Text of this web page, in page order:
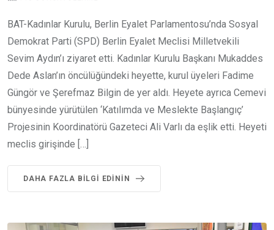
BAT-Kadınlar Kurulu, Berlin Eyalet Parlamentosu’nda Sosyal
Demokrat Parti (SPD) Berlin Eyalet Meclisi Milletvekili
Sevim Aydın’ı ziyaret etti. Kadınlar Kurulu Başkanı Mukaddes
Dede Aslan’ın öncülüğündeki heyette, kurul üyeleri Fadime
Güngör ve Şerefmaz Bilgin de yer aldı. Heyete ayrıca Cemevi
bünyesinde yürütülen ‘Katılımda ve Meslekte Başlangıç’
Projesinin Koordinatörü Gazeteci Ali Varlı da eşlik etti. Heyeti
meclis girişinde […]
DAHA FAZLA BILGI EDININ